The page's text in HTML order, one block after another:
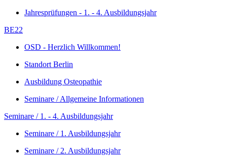
Jahresprüfungen - 1. - 4. Ausbildungsjahr
BE22
OSD - Herzlich Willkommen!
Standort Berlin
Ausbildung Osteopathie
Seminare / Allgemeine Informationen
Seminare / 1. - 4. Ausbildungsjahr
Seminare / 1. Ausbildungsjahr
Seminare / 2. Ausbildungsjahr